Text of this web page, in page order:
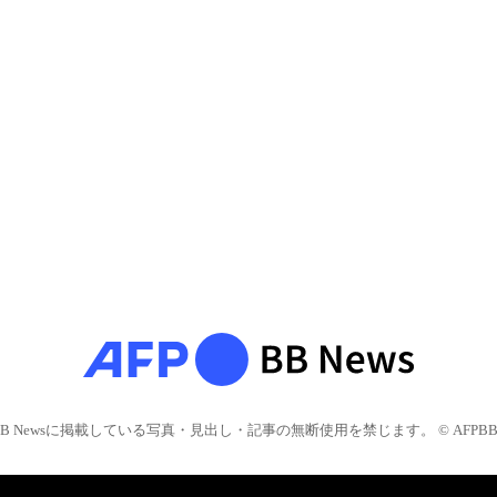
Newsに掲載している写真・見出し・記事の無断使用を禁じます。 © AFPBB